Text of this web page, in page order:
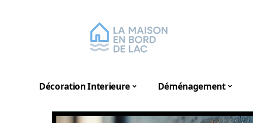
Décoration Interieure Déménagement